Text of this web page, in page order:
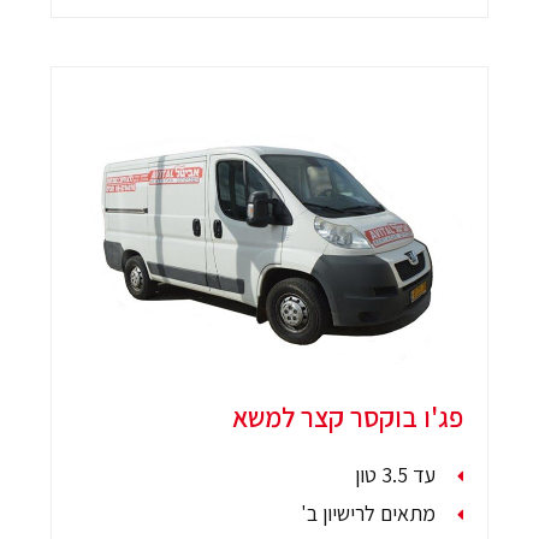
פג'ו בוקסר קצר למשא
עד 3.5 טון
מתאים לרישיון ב'